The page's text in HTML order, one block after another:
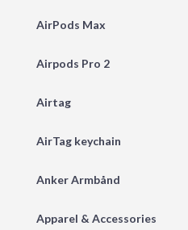
AirPods Max
Airpods Pro 2
Airtag
AirTag keychain
Anker Armbånd
Apparel & Accessories